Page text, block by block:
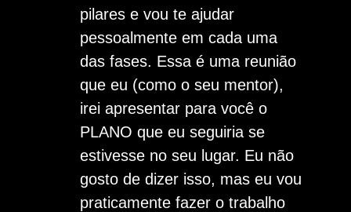
pilares e vou te ajudar
pessoalmente em cada uma
das fases. Essa é uma reunião
que eu (como o seu mentor),
irei apresentar para você o
PLANO que eu seguiria se
estivesse no seu lugar. Eu não
gosto de dizer isso, mas eu vou
praticamente fazer o trabalho